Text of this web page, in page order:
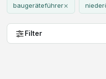
baugeräteführer×
Filter